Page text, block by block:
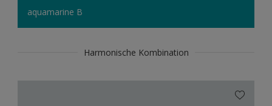
aquamarine B
Harmonische Kombination